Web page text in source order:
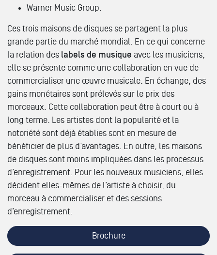
Warner Music Group.
Ces trois maisons de disques se partagent la plus
grande partie du marché mondial. En ce qui concerne
la relation des labels de musique avec les musiciens,
elle se présente comme une collaboration en vue de
commercialiser une œuvre musicale. En échange, des
gains monétaires sont prélevés sur le prix des
morceaux. Cette collaboration peut être à court ou à
long terme. Les artistes dont la popularité et la
notoriété sont déjà établies sont en mesure de
bénéficier de plus d’avantages. En outre, les maisons
de disques sont moins impliquées dans les processus
d’enregistrement. Pour les nouveaux musiciens, elles
décident elles-mêmes de l’artiste à choisir, du
morceau à commercialiser et des sessions
d’enregistrement.
Brochure